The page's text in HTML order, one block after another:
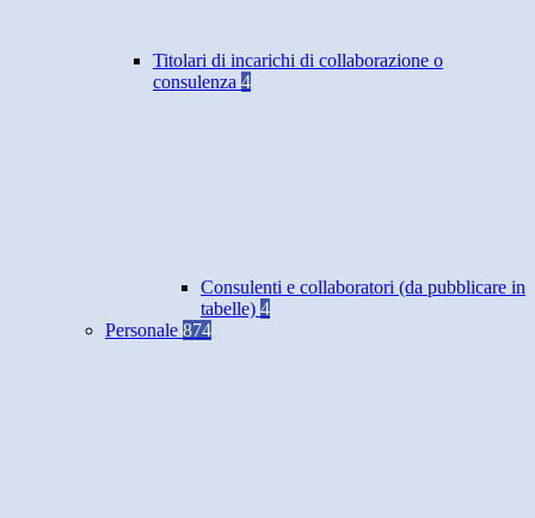
Titolari di incarichi di collaborazione o
consulenza 4
Consulenti e collaboratori (da pubblicare in
tabelle) 4
Personale 874